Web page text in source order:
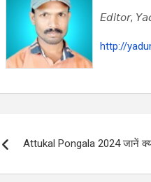
𝘌𝘥𝘪𝘵𝘰𝘳,
http://
navigation
Attukal Pongala 2024 जानें